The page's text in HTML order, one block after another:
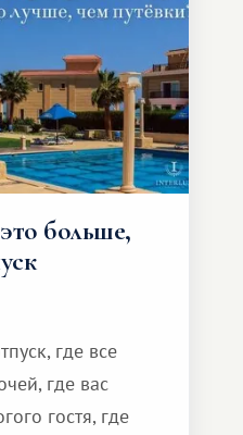
больше,
где все
где вас
гостя, где